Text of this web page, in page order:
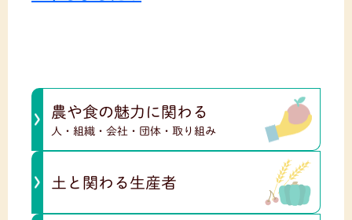
農や食の魅力に関わる
人・組織・会社・団体・取り組み
土と関わる生産者